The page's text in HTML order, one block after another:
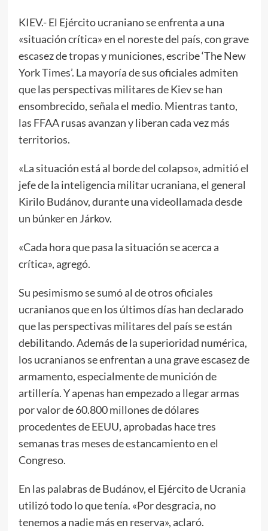
KIEV.- El Ejército ucraniano se enfrenta a una
«situación crítica» en el noreste del país, con grave
escasez de tropas y municiones, escribe ‘The New
York Times’. La mayoría de sus oficiales admiten
que las perspectivas militares de Kiev se han
ensombrecido, señala el medio. Mientras tanto,
las FFAA rusas avanzan y liberan cada vez más
territorios.
«La situación está al borde del colapso», admitió el
jefe de la inteligencia militar ucraniana, el general
Kirilo Budánov, durante una videollamada desde
un búnker en Járkov.
«Cada hora que pasa la situación se acerca a
crítica», agregó.
Su pesimismo se sumó al de otros oficiales
ucranianos que en los últimos días han declarado
que las perspectivas militares del país se están
debilitando. Además de la superioridad numérica,
los ucranianos se enfrentan a una grave escasez de
armamento, especialmente de munición de
artillería. Y apenas han empezado a llegar armas
por valor de 60.800 millones de dólares
procedentes de EEUU, aprobadas hace tres
semanas tras meses de estancamiento en el
Congreso.
En las palabras de Budánov, el Ejército de Ucrania
utilizó todo lo que tenía. «Por desgracia, no
tenemos a nadie más en reserva», aclaró.